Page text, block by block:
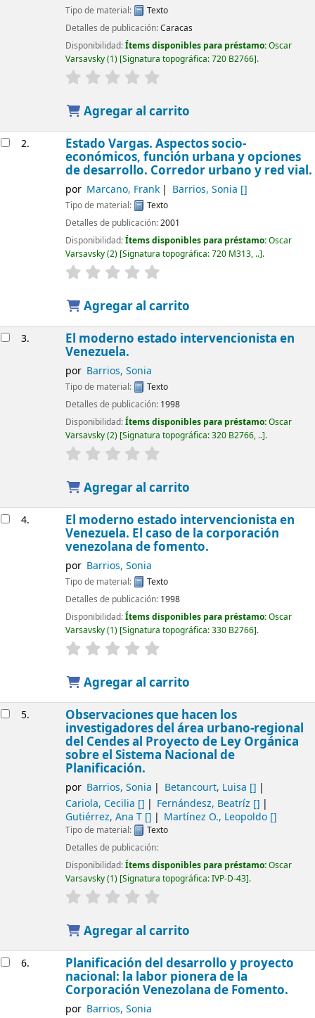
Tipo de material:
Texto
Detalles de publicación:Caracas
Disponibilidad:Ítems disponibles para préstamo:Oscar
Varsavsky(1) Signatura topográfica:720 B2766 .
Agregar al carrito
2. Estado Vargas. Aspectos socio-
económicos, función urbana y opciones
de desarrollo. Corredor urbano y red vial.
por Marcano, Frank Barrios, Sonia []
Tipo de material:
Texto
Detalles de publicación:2001
Disponibilidad:Ítems disponibles para préstamo:Oscar
Varsavsky(2) Signatura topográfica:720 M313, .. .
Agregar al carrito
3. El moderno estado intervencionista en
Venezuela.
por Barrios, Sonia
Tipo de material:
Texto
Detalles de publicación: 1998
Disponibilidad:Ítems disponibles para préstamo:Oscar
Varsavsky(2) Signatura topográfica:320 B2766, .. .
Agregar al carrito
4. El moderno estado intervencionista en
Venezuela. El caso de la corporación
venezolana de fomento.
por Barrios, Sonia
Tipo de material:
Texto
Detalles de publicación: 1998
Disponibilidad:Ítems disponibles para préstamo:Oscar
Varsavsky(1) Signatura topográfica:330 B2766 .
Agregar al carrito
5. Observaciones que hacen los
investigadores del área urbano-regional
del Cendes al Proyecto de Ley Orgánica
sobre el Sistema Nacional de
Planificación.
por Barrios, Sonia Betancourt, Luisa []
Cariola, Cecilia [] Fernándesz, Beatríz []
Gutiérrez, Ana T[] Martínez O., Leopoldo []
Tipo de material:
Texto
Detalles de publicación:
Disponibilidad:Ítems disponibles para préstamo:Oscar
Varsavsky(1) Signatura topográfica:IVP-D-43 .
Agregar al carrito
6. Planificación del desarrollo y proyecto
nacional: la labor pionera de la
Corporación Venezolana de Fomento.
por Barrios, Sonia